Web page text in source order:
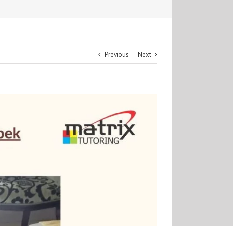
Previous Next